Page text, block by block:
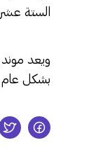
الستة عشر
بشكل عام